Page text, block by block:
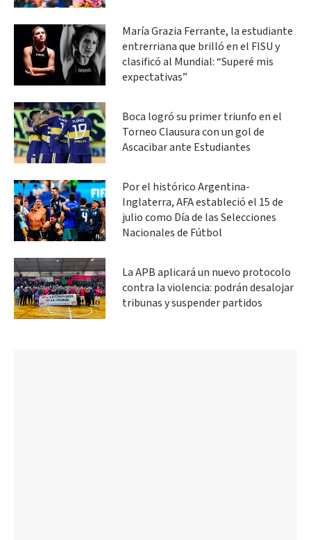
María Grazia Ferrante, la estudiante
entrerriana que brilló en el FISU y
clasificó al Mundial: “Superé mis
expectativas”
Boca logró su primer triunfo en el
Torneo Clausura con un gol de
Ascacibar ante Estudiantes
Por el histórico Argentina-
Inglaterra, AFA estableció el 15 de
julio como Día de las Selecciones
Nacionales de Fútbol
La APB aplicará un nuevo protocolo
contra la violencia: podrán desalojar
tribunas y suspender partidos